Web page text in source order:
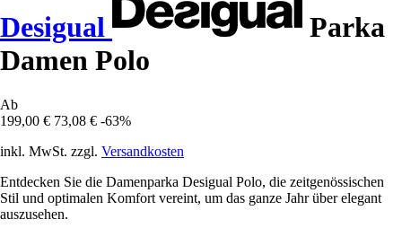
Desigual
Parka
Damen Polo
Ab
199,00 € 73,08 € -63%
inkl. MwSt. zzgl. Versandkosten
Entdecken Sie die Damenparka Desigual Polo, die zeitgenössischen
Stil und optimalen Komfort vereint, um das ganze Jahr über elegant
auszusehen.